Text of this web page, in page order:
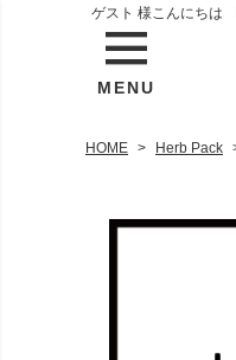
ゲスト 様こんにちは
MENU
HOME Herb Pack